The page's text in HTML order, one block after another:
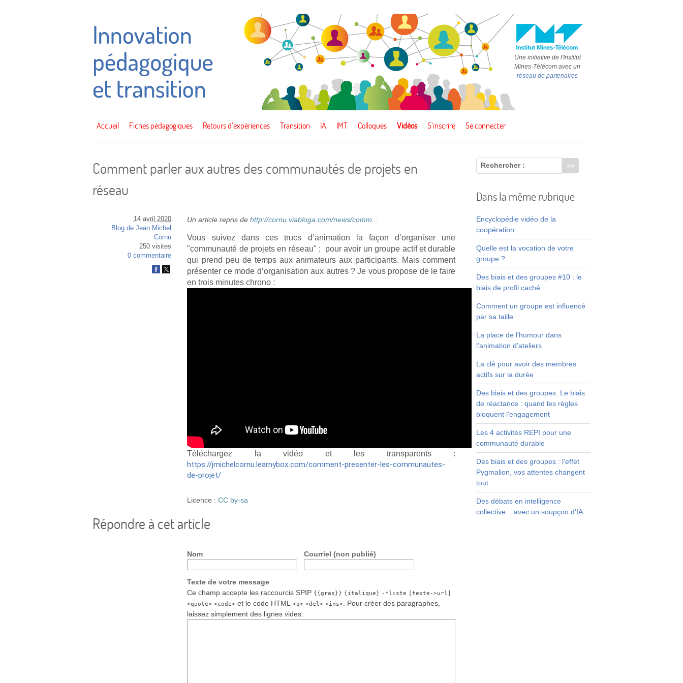
Une initiative de l'Institut
Mines-Télécom avec un
réseau de partenaires
Accueil Fiches pédagogiques Retours d’expériences Transition IA IMT Colloques Vidéos S’inscrire Se connecter
Comment parler aux autres des communautés de projets en
réseau
14 avril 2020
Blog de Jean Michel
Cornu
250 visites
0 commentaire
Un article repris dehttp://cornu.viabloga.com/news/comm...
Vous suivez dans ces trucs d’animation la façon d’organiser une
"communauté de projets en réseau" ;  pour avoir un groupe actif et durable
qui prend peu de temps aux animateurs aux participants. Mais comment
présenter ce mode d’organisation aux autres ? Je vous propose de le faire
en trois minutes chrono :
https://jmichelcornu.learnybox.com/comment-presenter-les-communautes-
de-projet/
Licence :CC by-sa
Répondre à cet article
Nom Courriel (non publié)
Texte de votre message
Ce champ accepte les raccourcis SPIP {{gras}} {italique} -*liste [texte->url]
<quote> <code> et le code HTML<q> <del> <ins>
. Pour créer des paragraphes,
laissez simplement des lignes vides.
Rechercher :
Dans la même rubrique
Encyclopédie vidéo de la
coopération
Quelle est la vocation de votre
groupe ?
Des biais et des groupes #10 : le
biais de profil caché
Comment un groupe est influencé
par sa taille
La place de l'humour dans
l'animation d'ateliers
La clé pour avoir des membres
actifs sur la durée
Des biais et des groupes. Le biais
de réactance : quand les règles
bloquent l'engagement
Les 4 activités REPI pour une
communauté durable
Des biais et des groupes : l'effet
Pygmalion, vos attentes changent
tout
Des débats en intelligence
collective... avec un soupçon d'IA